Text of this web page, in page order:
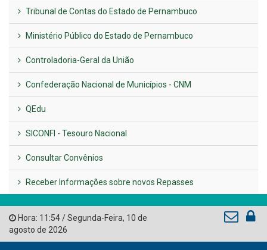
Previous
LINKS ÚTEIS
AMUPE
Governo de Pernambuco
Tribunal de Contas do Estado de Pernambuco
Ministério Público do Estado de Pernambuco